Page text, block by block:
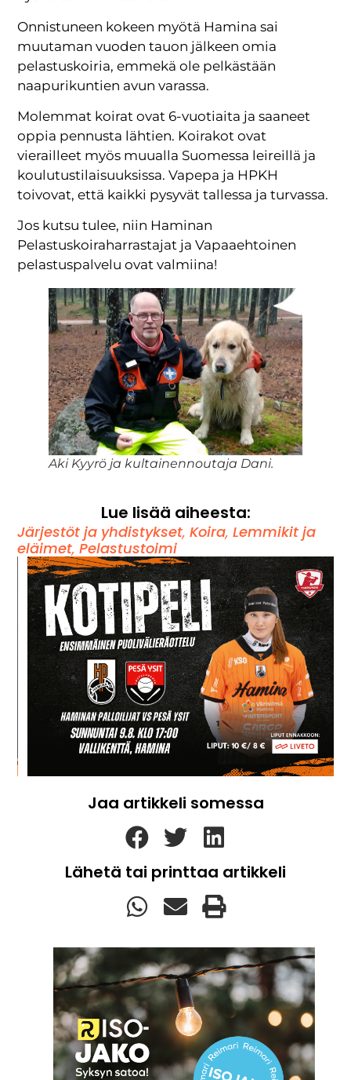
Onnistuneen kokeen myötä Hamina sai
muutaman vuoden tauon jälkeen omia
pelastuskoiria, emmekä ole pelkästään
naapurikuntien avun varassa.
Molemmat koirat ovat 6-vuotiaita ja saaneet
oppia pennusta lähtien. Koirakot ovat
vierailleet myös muualla Suomessa leireillä ja
koulutustilaisuuksissa. Vapepa ja HPKH
toivovat, että kaikki pysyvät tallessa ja turvassa.
Jos kutsu tulee, niin Haminan
Pelastuskoiraharrastajat ja Vapaaehtoinen
pelastuspalvelu ovat valmiina!
Aki Kyyrö ja kultainennoutaja Dani.
Lue lisää aiheesta:
Järjestöt ja yhdistykset,Koira,Lemmikit ja
eläimet,Pelastustoimi
Jaa artikkeli somessa
Lähetä tai printtaa artikkeli